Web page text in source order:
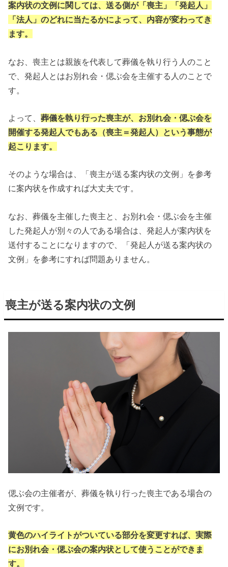
案内状の文例に関しては、送る側が「喪主」「発起人」
「法人」のどれに当たるかによって、内容が変わってき
ます。
なお、喪主とは親族を代表して葬儀を執り行う人のこと
で、発起人とはお別れ会・偲ぶ会を主催する人のことで
す。
よって、葬儀を執り行った喪主が、お別れ会・偲ぶ会を
開催する発起人でもある（喪主＝発起人）という事態が
起こります。
そのような場合は、「喪主が送る案内状の文例」を参考
に案内状を作成すれば大丈夫です。
なお、葬儀を主催した喪主と、お別れ会・偲ぶ会を主催
した発起人が別々の人である場合は、発起人が案内状を
送付することになりますので、「発起人が送る案内状の
文例」を参考にすれば問題ありません。
喪主が送る案内状の文例
偲ぶ会の主催者が、葬儀を執り行った喪主である場合の
文例です。
黄色のハイライトがついている部分を変更すれば、実際
にお別れ会・偲ぶ会の案内状として使うことができま
す。